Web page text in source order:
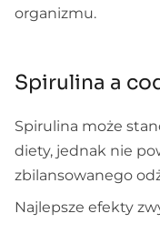
organizmu.
Spirulina a
Spirulina może
diety, jednak nie
zbilansowanego
Najlepsze efekty